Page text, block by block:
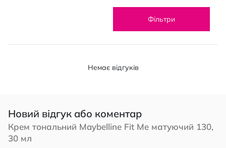
Фільтри
Немає відгуків
Новий відгук або коментар
Крем тональний Maybelline Fit Me матуючий 130,
30 мл